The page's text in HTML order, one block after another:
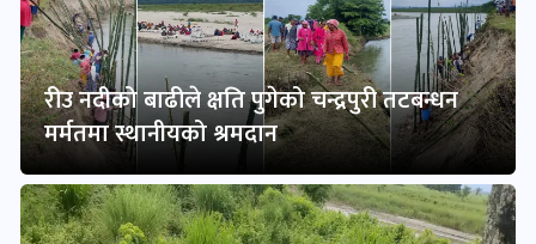
रीउ नदीको बाढीले क्षति पुगेको चन्द्रपुरी तटबन्धन
मर्मतमा स्थानीयको श्रमदान